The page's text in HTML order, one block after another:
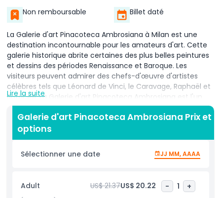
Non remboursable Billet daté
La Galerie d'art Pinacoteca Ambrosiana à Milan est une
destination incontournable pour les amateurs d'art. Cette
galerie historique abrite certaines des plus belles peintures
et dessins des périodes Renaissance et Baroque. Les
visiteurs peuvent admirer des chefs-d'œuvre d'artistes
célèbres tels que Léonard de Vinci, le Caravage, Raphaël et
Botticelli. La Galerie d'art Pinacoteca Ambrosiana est l'un
des plus anciens musées de Milan, offrant un parcours
unique à travers des siècles d'œuvres incroyables. L'un des
trésors les plus célèbres de la Galerie d'art Pinacoteca
Ambrosiana est le Codex Atlanticus de Léonard de Vinci,
une collection de ses dessins et écrits. Les passionnés d'art
seront également émerveillés par le Panier de fruits du
d'Athènes. Chaque salle de la galerie est remplie de pièces
remarquables qui témoignent du génie artistique du passé.
Lire la suite
Galerie d'art Pinacoteca Ambrosiana Prix et
options
Sélectionner une date JJ MM, AAAA
Adult US$ 21.37US$ 20.22 - 1 +